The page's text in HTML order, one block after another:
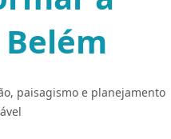
paisagismo e planejamento